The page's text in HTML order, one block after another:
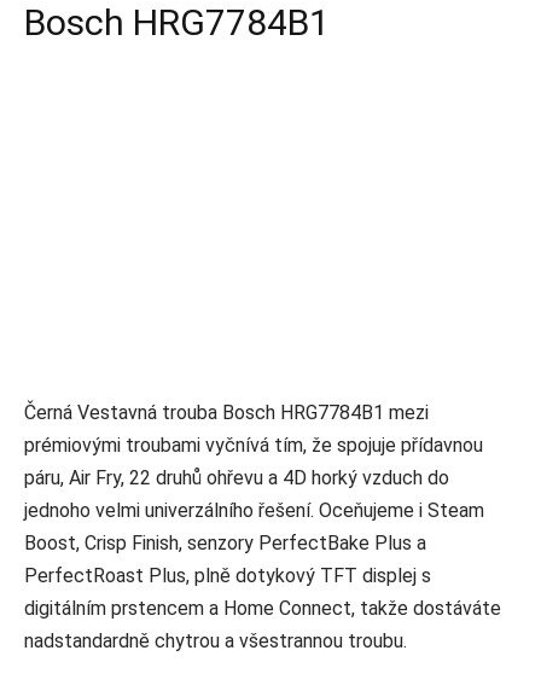
Bosch HRG7784B1
Černá Vestavná trouba Bosch HRG7784B1 mezi
prémiovými troubami vyčnívá tím, že spojuje přídavnou
páru, Air Fry, 22 druhů ohřevu a 4D horký vzduch do
jednoho velmi univerzálního řešení. Oceňujeme i Steam
Boost, Crisp Finish, senzory PerfectBake Plus a
PerfectRoast Plus, plně dotykový TFT displej s
digitálním prstencem a Home Connect, takže dostáváte
nadstandardně chytrou a všestrannou troubu.